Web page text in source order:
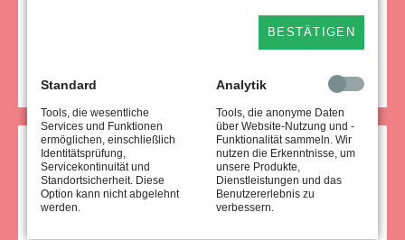
Kleine Anfrage 6971
Wie verteilt sich die Finanzierung der Kita-
Transformationskosten im Kita-Jahr 2026/2027 auf die
BESTÄTIGEN
Standard
Tools, die wesentliche
Services und Funktionen
ermöglichen, einschließlich
Identitätsprüfung,
Servicekontinuität und
Standortsicherheit. Diese
Option kann nicht abgelehnt
werden.
Analytik
Tools, die anonyme Daten
über Website-Nutzung und -
Funktionalität sammeln. Wir
nutzen die Erkenntnisse, um
unsere Produkte,
Dienstleistungen und das
Benutzererlebnis zu
verbessern.